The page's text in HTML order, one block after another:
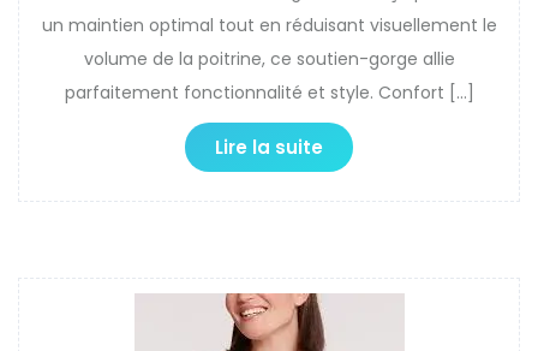
un maintien optimal tout en réduisant visuellement le
volume de la poitrine, ce soutien-gorge allie
parfaitement fonctionnalité et style. Confort […]
Lire la suite